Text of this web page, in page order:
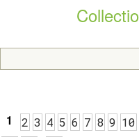
1 2 3 4 5 6 7 8 9 10